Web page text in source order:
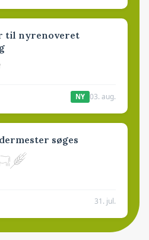
til nyrenoveret
NY 03. aug.
søges
31. jul.